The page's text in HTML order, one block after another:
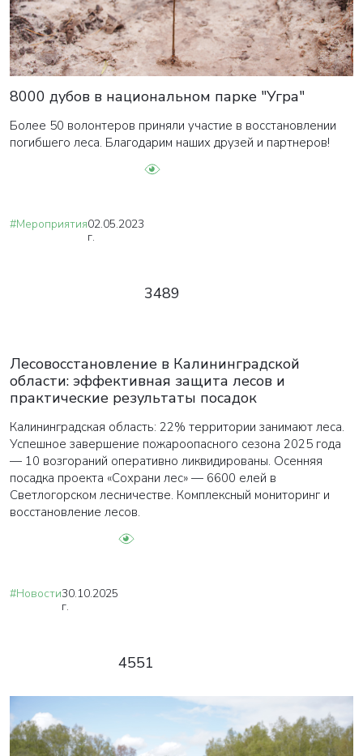
8000 дубов в национальном парке "Угра"
Более 50 волонтеров приняли участие в восстановлении
погибшего леса. Благодарим наших друзей и партнеров!
#Мероприятия02.05.2023
г.
3489
Лесовосстановление в Калининградской
области: эффективная защита лесов и
практические результаты посадок
Калининградская область: 22% территории занимают леса.
Успешное завершение пожароопасного сезона 2025 года
— 10 возгораний оперативно ликвидированы. Осенняя
посадка проекта «Сохрани лес» — 6600 елей в
Светлогорском лесничестве. Комплексный мониторинг и
восстановление лесов.
#Новости30.10.2025
г.
4551